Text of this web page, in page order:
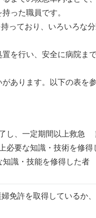
った職員です。
っており、いろいろな
を行い、安全に病院ま
あります。以下の表を参
し、一定期間以上救急
必要な知識・技術を修得
識・技能を修得した者
免許を取得しているか